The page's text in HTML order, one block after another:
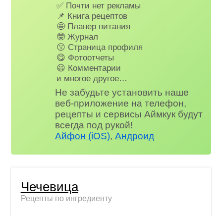
✅ Почти нет рекламы
📌 Книга рецептов
🤩 Планер питания
🤓 Журнал
😗 Страница профиля
😋 Фотоотчеты
😃 Комментарии
и многое другое…
Не забудьте установить наше
веб-приложение на телефон,
рецепты и сервисы Аймкук будут
всегда под рукой!
Айфон (iOS),Андроид
Чечевица
Рецепты по ингредиенту